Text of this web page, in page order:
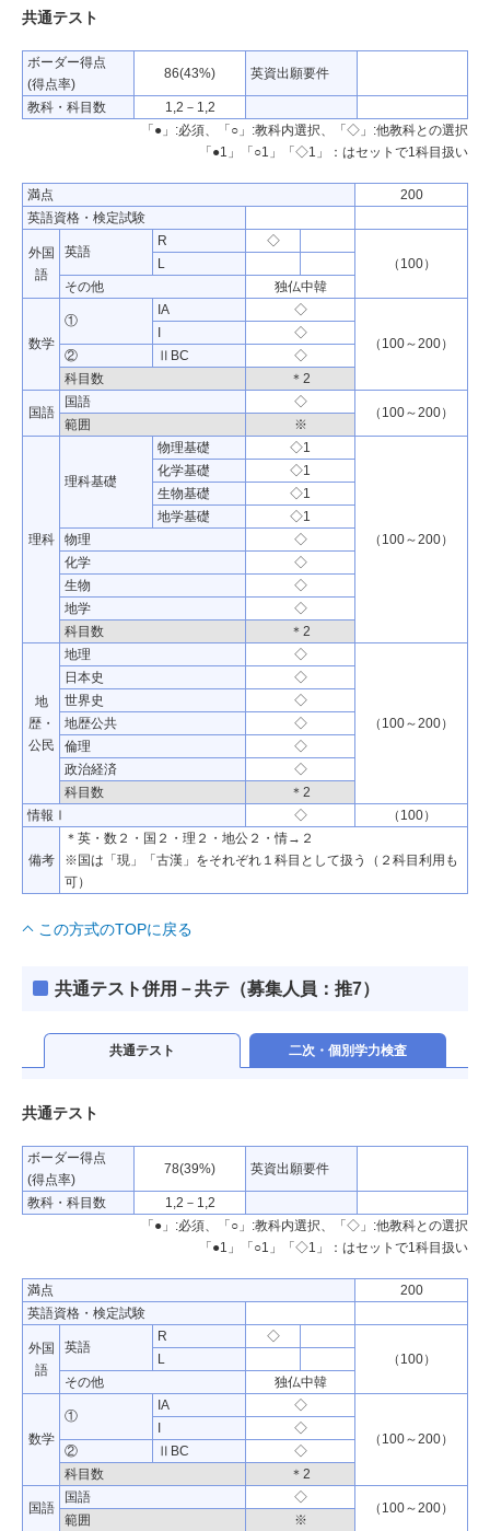
共通テスト
ボーダー得点
(得点率)
86(43%) 英資出願要件
教科・科目数
1,2－1,2
「●」:必須、「○」:教科内選択、「◇」:他教科との選択
「●1」「○1」「◇1」：はセットで1科目扱い
満点
200
英語資格・検定試験
外国
語
英語
R
◇
（100）
L
その他
独仏中韓
数学
①
IA ◇
（100～200）
I
◇
②
ⅡBC
◇
科目数
＊2
国語
国語 ◇
（100～200）
範囲 ※
理科
理科基礎
物理基礎 ◇1
（100～200）
化学基礎
◇1
生物基礎
◇1
地学基礎
◇1
物理
◇
化学
◇
生物
◇
地学
◇
科目数
＊2
地
歴・
公民
地理 ◇
（100～200）
日本史
◇
世界史
◇
地歴公共
◇
倫理
◇
政治経済
◇
科目数
＊2
情報Ⅰ
◇ （100）
備考
＊英・数２・国２・理２・地公２・情→２
※国は「現」「古漢」をそれぞれ１科目として扱う（２科目利用も
可）
この方式のTOPに戻る
共通テスト併用－共テ（募集人員：推7）
共通テスト 二次・個別学力検査
共通テスト
ボーダー得点
(得点率)
78(39%) 英資出願要件
教科・科目数
1,2－1,2
「●」:必須、「○」:教科内選択、「◇」:他教科との選択
「●1」「○1」「◇1」：はセットで1科目扱い
満点
200
英語資格・検定試験
外国
語
英語
R
◇
（100）
L
その他
独仏中韓
数学
①
IA ◇
（100～200）
◇
②
ⅡBC
◇
科目数
＊2
国語
国語 ◇
（100～200）
範囲 ※